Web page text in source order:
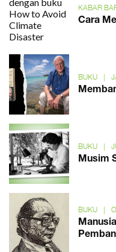
KABAR
Cara
BUKU |
BUKU |
Musim
BUKU |